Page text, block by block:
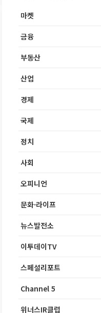
마켓
금융
부동산
산업
경제
국제
정치
사회
오피니언
문화·라이프
뉴스발전소
이투데이TV
스페셜리포트
Channel 5
위너스IR클럽